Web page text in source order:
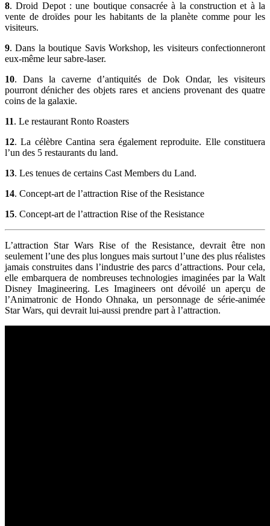
8. Droid Depot : une boutique consacrée à la construction et à la
vente de droïdes pour les habitants de la planète comme pour les
visiteurs.
9. Dans la boutique Savis Workshop, les visiteurs confectionneront
eux-même leur sabre-laser.
10. Dans la caverne d’antiquités de Dok Ondar, les visiteurs
pourront dénicher des objets rares et anciens provenant des quatre
coins de la galaxie.
11. Le restaurant Ronto Roasters
12. La célèbre Cantina sera également reproduite. Elle constituera
l’un des 5 restaurants du land.
13. Les tenues de certains Cast Members du Land.
14. Concept-art de l’attraction Rise of the Resistance
15. Concept-art de l’attraction Rise of the Resistance
L’attraction Star Wars Rise of the Resistance, devrait être non
seulement l’une des plus longues mais surtout l’une des plus réalistes
jamais construites dans l’industrie des parcs d’attractions. Pour cela,
elle embarquera de nombreuses technologies imaginées par la Walt
Disney Imagineering. Les Imagineers ont dévoilé un aperçu de
l’Animatronic de Hondo Ohnaka, un personnage de série-animée
Star Wars, qui devrait lui-aussi prendre part à l’attraction.